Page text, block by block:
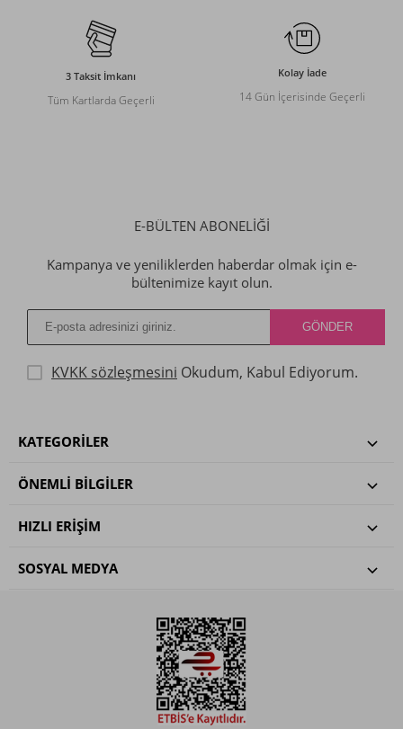
3 Taksit İmkanı
Tüm Kartlarda Geçerli
Kolay İade
14 Gün İçerisinde Geçerli
E-BÜLTEN ABONELİĞİ
Kampanya ve yeniliklerden haberdar olmak için e-
bültenimize kayıt olun.
KVKK sözleşmesini Okudum, Kabul Ediyorum.
KATEGORILER
ÖNEMLI BILGILER
HIZLI ERIŞIM
SOSYAL MEDYA